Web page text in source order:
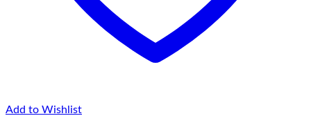
Add to Wishlist